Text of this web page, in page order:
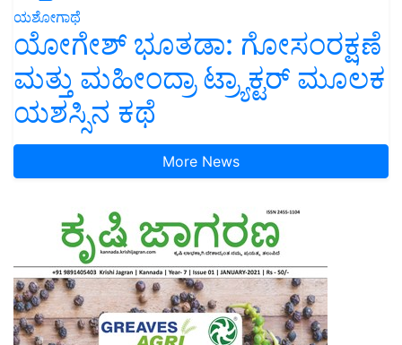
ಯಶೋಗಾಥೆ
ಯೋಗೇಶ್ ಭೂತಡಾ: ಗೋಸಂರಕ್ಷಣೆ
ಮತ್ತು ಮಹೀಂದ್ರಾ ಟ್ರ್ಯಾಕ್ಟರ್ ಮೂಲಕ
ಯಶಸ್ಸಿನ ಕಥೆ
More News